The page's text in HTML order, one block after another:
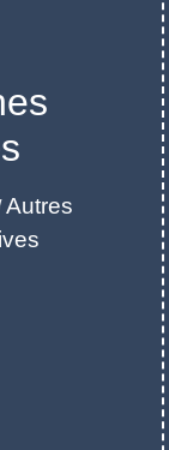
Autres